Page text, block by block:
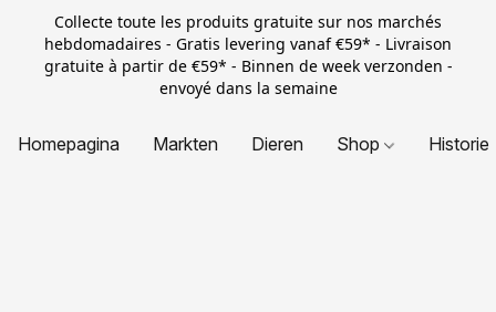
Collecte toute les produits gratuite sur nos marchés
hebdomadaires - Gratis levering vanaf €59* - Livraison
gratuite à partir de €59* - Binnen de week verzonden -
envoyé dans la semaine
Homepagina Markten Dieren Shop Historie